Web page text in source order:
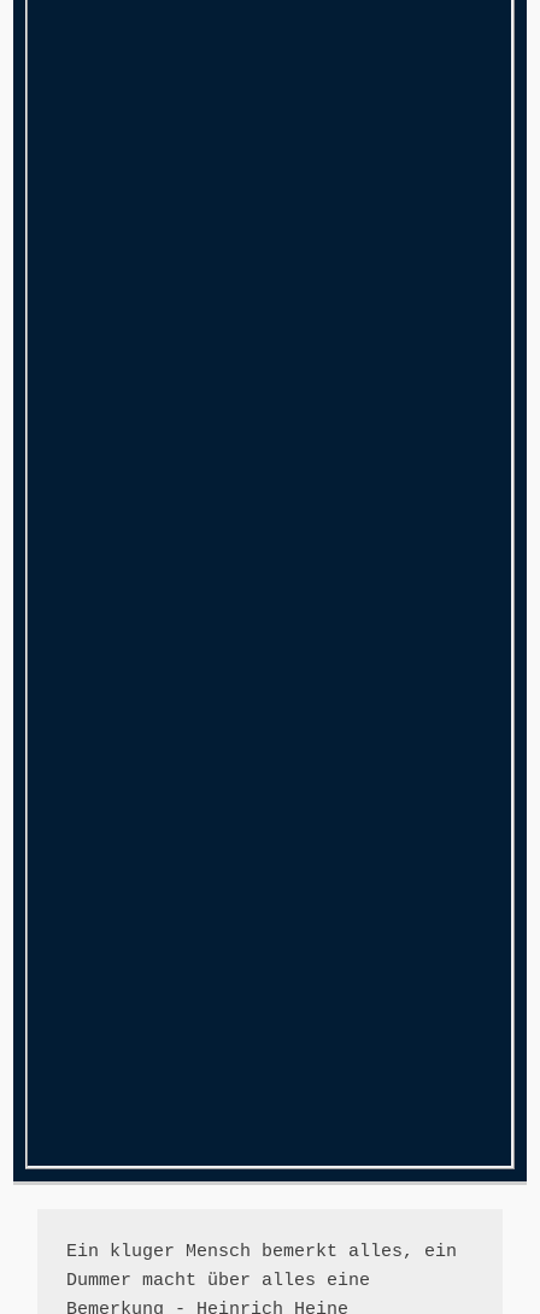
Ein kluger Mensch bemerkt alles, ein
Dummer macht über alles eine
Bemerkung - Heinrich Heine